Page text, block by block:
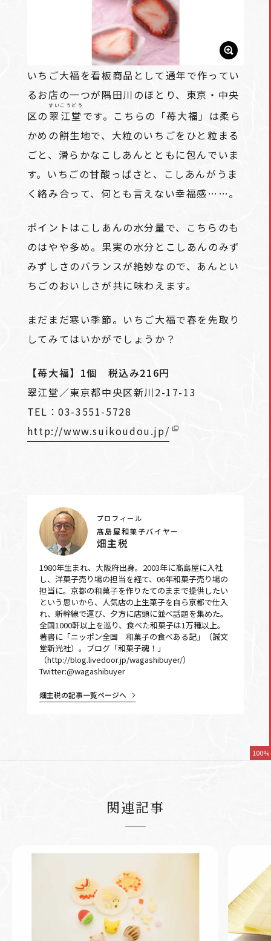
いちご大福を看板商品として通年で作ってい
るお店の一つが隅田川のほとり、東京・中央
区の翠江堂
すいこうどう
です。こちらの「苺大福」は柔ら
かめの餅生地で、大粒のいちごをひと粒まる
ごと、滑らかなこしあんとともに包んでいま
す。いちごの甘酸っぱさと、こしあんがうま
く絡み合って、何とも言えない幸福感……。
ポイントはこしあんの水分量で、こちらのも
のはやや多め。果実の水分とこしあんのみず
みずしさのバランスが絶妙なので、あんとい
ちごのおいしさが共に味わえます。
まだまだ寒い季節。いちご大福で春を先取り
してみてはいかがでしょうか？
【苺大福】1個 税込み216円
翠江堂／東京都中央区新川2-17-13
TEL：03-3551-5728
http://www.suikoudou.jp/
プロフィール
髙島屋和菓子バイヤー
畑主税
1980年生まれ、大阪府出身。2003年に髙島屋に入社
し、洋菓子売り場の担当を経て、06年和菓子売り場の
担当に。京都の和菓子を作りたてのままで提供したい
という思いから、人気店の上生菓子を自ら京都で仕入
れ、新幹線で運び、夕方に店頭に並べ話題を集めた。
全国1000軒以上を巡り、食べた和菓子は1万種以上。
著書に「ニッポン全国 和菓子の食べある記」（誠文
堂新光社）。ブログ「和菓子魂！」
（http://blog.livedoor.jp/wagashibuyer/）
Twitter:@wagashibuyer
畑主税の記事一覧ページへ
100%
関連記事